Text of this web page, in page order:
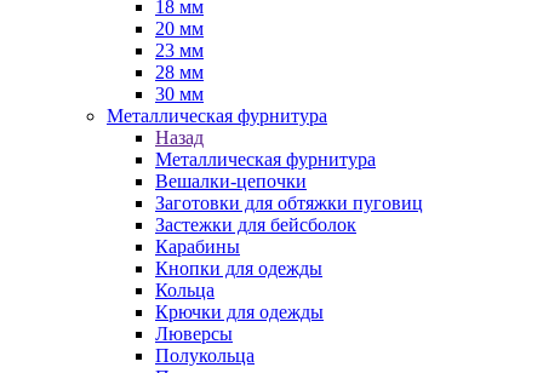
18 мм
20 мм
23 мм
28 мм
30 мм
Металлическая фурнитура
Назад
Металлическая фурнитура
Вешалки-цепочки
Заготовки для обтяжки пуговиц
Застежки для бейсболок
Карабины
Кнопки для одежды
Кольца
Крючки для одежды
Люверсы
Полукольца